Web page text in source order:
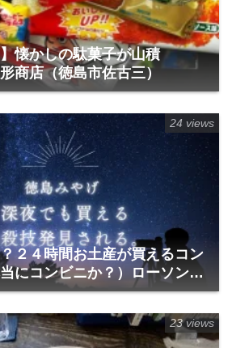
】懐かしの駄菓子が山積
商店（徳島市佐古三）
２４時間お土産が買えるコン
にコンビニか？）ローソン万
24 views
23 views